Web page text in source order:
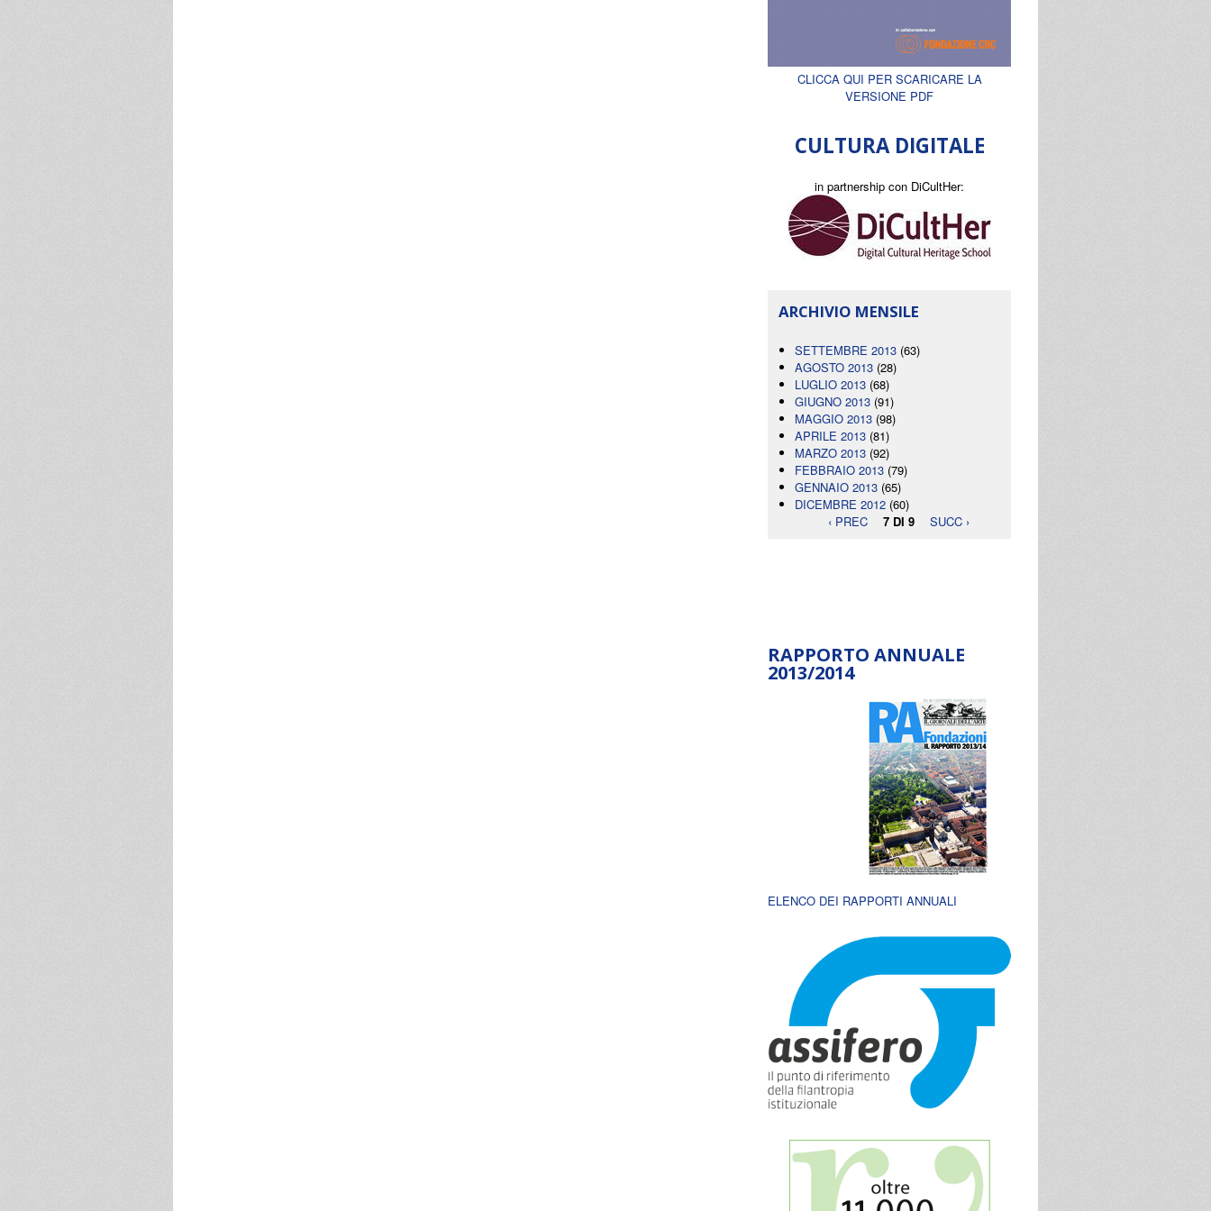
CLICCA QUI PER SCARICARE LA
VERSIONE PDF
CULTURA DIGITALE
in partnership con DiCultHer:
ARCHIVIO MENSILE
SETTEMBRE 2013 (63)
AGOSTO 2013 (28)
LUGLIO 2013 (68)
GIUGNO 2013 (91)
MAGGIO 2013 (98)
APRILE 2013 (81)
MARZO 2013 (92)
FEBBRAIO 2013 (79)
GENNAIO 2013 (65)
DICEMBRE 2012 (60)
‹ PREC
7 DI 9 SUCC ›
RAPPORTO ANNUALE
2013/2014
ELENCO DEI RAPPORTI ANNUALI